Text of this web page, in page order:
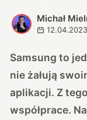
M
Michał
12.04.2023
Samsung to
nie żałują
aplikacji. Z
współprace.